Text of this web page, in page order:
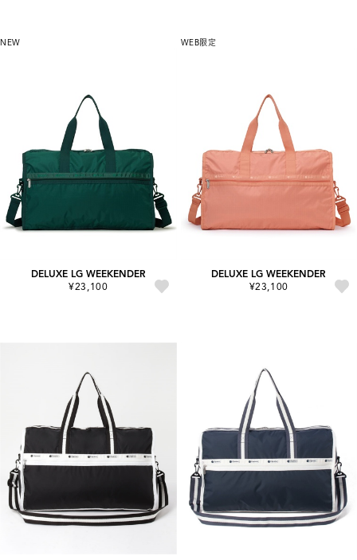
NEW
DELUXE LG WEEKENDER
¥23,100
WEB限定
DELUXE LG WEEKENDER
¥23,100